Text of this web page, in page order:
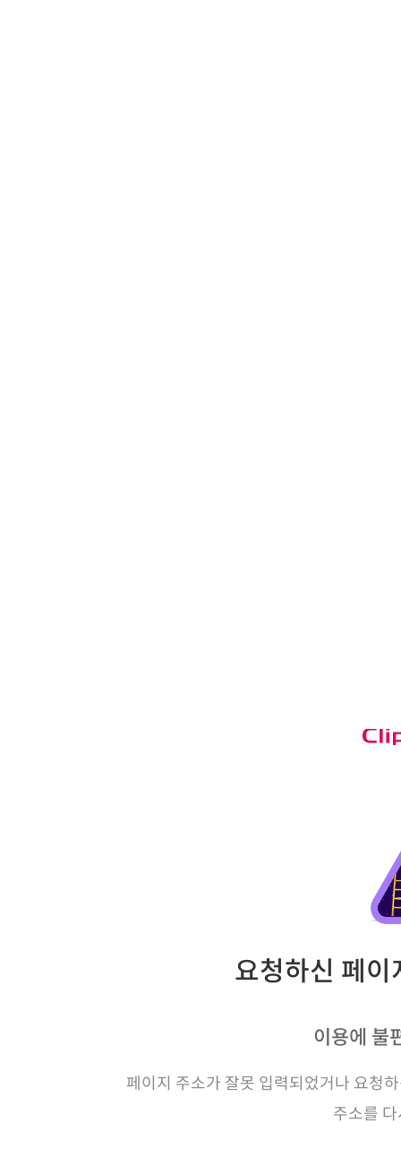
요청하신 페
이용에 불
페이지 주소가 잘못 입력되었거나 요청
주소를